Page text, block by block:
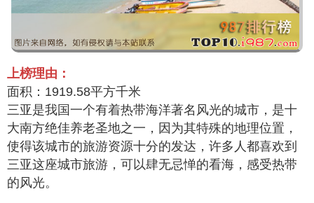
上榜理由：
面积：1919.58平方千米
三亚是我国一个有着热带海洋著名风光的城市，是十
大南方绝佳养老圣地之一，因为其特殊的地理位置，
使得该城市的旅游资源十分的发达，许多人都喜欢到
三亚这座城市旅游，可以肆无忌惮的看海，感受热带
的风光。